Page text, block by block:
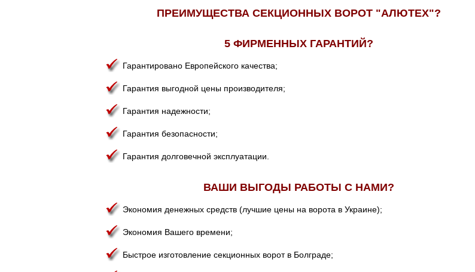
ПРЕИМУЩЕСТВА СЕКЦИОННЫХ ВОРОТ "АЛЮТЕХ"?
5 ФИРМЕННЫХ ГАРАНТИЙ?
Гарантировано Европейского качества;
Гарантия выгодной цены производителя;
Гарантия надежности;
Гарантия безопасности;
Гарантия долговечной эксплуатации.
ВАШИ ВЫГОДЫ РАБОТЫ С НАМИ?
Экономия денежных средств (лучшие цены на ворота в Украине);
Экономия Вашего времени;
Быстрое изготовление секционных ворот в Болграде;